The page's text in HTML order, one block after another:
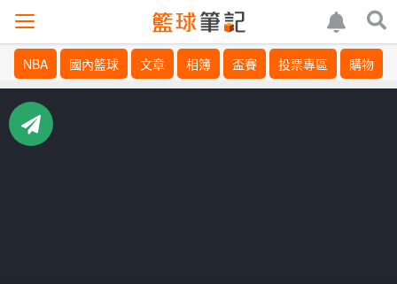
NBA 國內籃球 文章 相簿 盃賽 投票專區 購物